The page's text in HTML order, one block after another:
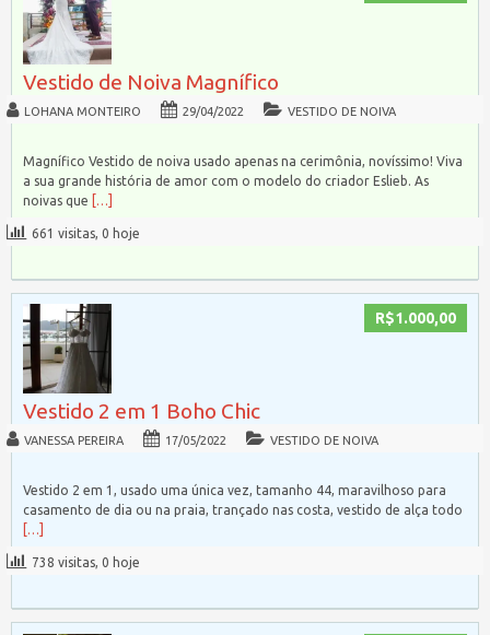
Vestido de Noiva Magnífico
LOHANA MONTEIRO 29/04/2022 VESTIDO DE NOIVA
Magnífico Vestido de noiva usado apenas na cerimônia, novíssimo! Viva
a sua grande história de amor com o modelo do criador Eslieb. As
noivas que […]
661 visitas, 0 hoje
R$1.000,00
Vestido 2 em 1 Boho Chic
VANESSA PEREIRA 17/05/2022 VESTIDO DE NOIVA
Vestido 2 em 1, usado uma única vez, tamanho 44, maravilhoso para
casamento de dia ou na praia, trançado nas costa, vestido de alça todo
[…]
738 visitas, 0 hoje